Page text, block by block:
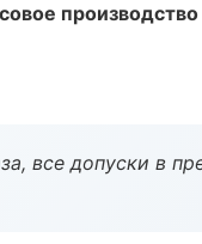
производство
все допуски в